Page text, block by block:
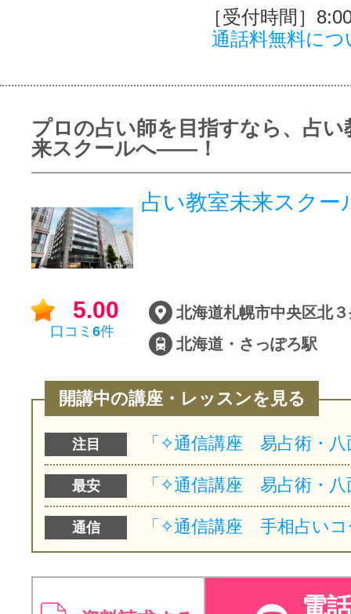
［受付時間］
通話料無料につ
プロの占い師を目指すなら、占い
来スクールへ――！
占い教室未来スクー
5.00
口コミ 6件
北海道・さっぽろ駅
開講中の講座・レッスンを見る
注目
最安
通信
電